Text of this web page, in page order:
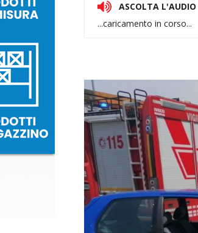
ASCOLTA L'AUDIO
...caricamento in corso...